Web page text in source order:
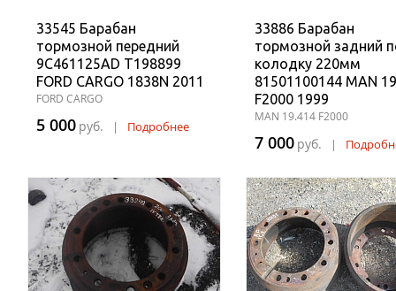
33545 Барабан
тормозной передний
9C461125AD T198899
FORD CARGO 1838N 2011
FORD CARGO
5 000 руб. | Подробнее
33886 Барабан
тормозной задний
колодку 220мм
81501100144 MAN
F2000 1999
MAN 19.414 F2000
7 000 руб. |